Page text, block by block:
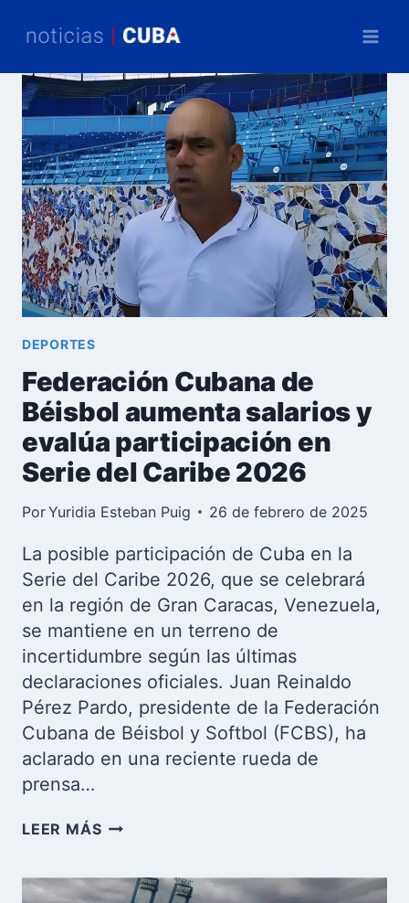
DEPORTES
Federación Cubana de
Béisbol aumenta salarios y
evalúa participación en
Serie del Caribe 2026
PorYuridia Esteban Puig 26 de febrero de 2025
La posible participación de Cuba en la
Serie del Caribe 2026, que se celebrará
en la región de Gran Caracas, Venezuela,
se mantiene en un terreno de
incertidumbre según las últimas
declaraciones oficiales. Juan Reinaldo
Pérez Pardo, presidente de la Federación
Cubana de Béisbol y Softbol (FCBS), ha
aclarado en una reciente rueda de
prensa…
LEER MÁSFEDERACIÓN
BÉISBOL